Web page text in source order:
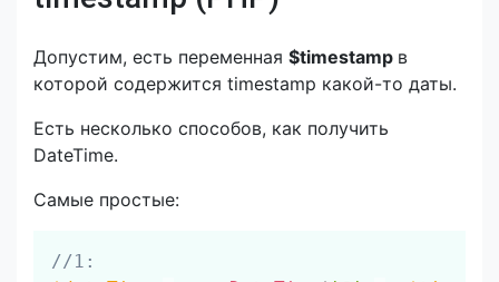
Допустим, есть переменная $timestamp в
которой содержится timestamp какой-то даты.
Есть несколько способов, как получить
DateTime.
Самые простые:
//1: